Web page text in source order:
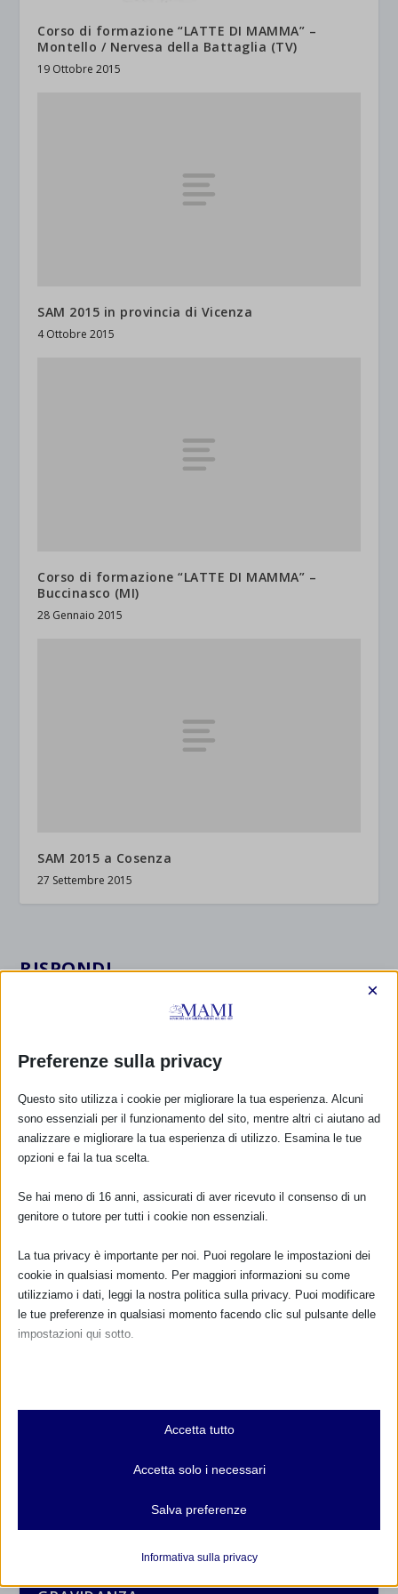
Corso di formazione “LATTE DI MAMMA” –
Montello / Nervesa della Battaglia (TV)
19 Ottobre 2015
SAM 2015 in provincia di Vicenza
4 Ottobre 2015
Corso di formazione “LATTE DI MAMMA” –
Buccinasco (MI)
28 Gennaio 2015
SAM 2015 a Cosenza
27 Settembre 2015
RISPONDI
TUTTI GLI EVENTI
FARMACI IN ALLATTAMENTO E
Preferenze sulla privacy
×
Questo sito utilizza i cookie per migliorare la tua esperienza. Alcuni
sono essenziali per il funzionamento del sito, mentre altri ci aiutano ad
analizzare e migliorare la tua esperienza di utilizzo. Esamina le tue
opzioni e fai la tua scelta.
Se hai meno di 16 anni, assicurati di aver ricevuto il consenso di un
genitore o tutore per tutti i cookie non essenziali.
La tua privacy è importante per noi. Puoi regolare le impostazioni dei
cookie in qualsiasi momento. Per maggiori informazioni su come
utilizziamo i dati, leggi la nostra politica sulla privacy. Puoi modificare
le tue preferenze in qualsiasi momento facendo clic sul pulsante delle
impostazioni qui sotto.
Essenziali
I cookie e i servizi essenziali abilitano le funzioni di base e sono
e servizi non richiedono il consenso dell'utente secondo il GDPR.
Analitici
interagiscono con il nostro sito web.
Accetta tutto
Accetta solo i necessari
Salva preferenze
Informativa sulla privacy